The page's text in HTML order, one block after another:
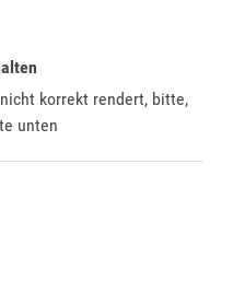
korrekt rendert, bitte,
unten